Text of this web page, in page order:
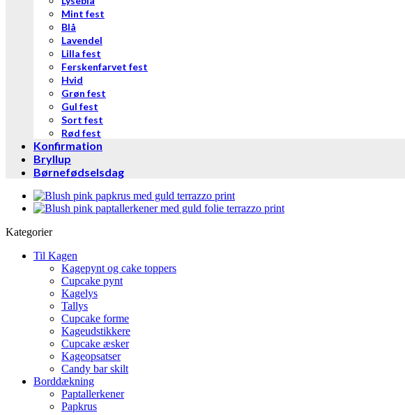
Mint fest
Blå
Lavendel
Lilla fest
Ferskenfarvet fest
Hvid
Grøn fest
Gul fest
Sort fest
Rød fest
Konfirmation
Bryllup
Børnefødselsdag
Kategorier
Til Kagen
Kagepynt og cake toppers
Cupcake pynt
Kagelys
Tallys
Cupcake forme
Kageudstikkere
Cupcake æsker
Kageopsatser
Candy bar skilt
Borddækning
Paptallerkener
Papkrus